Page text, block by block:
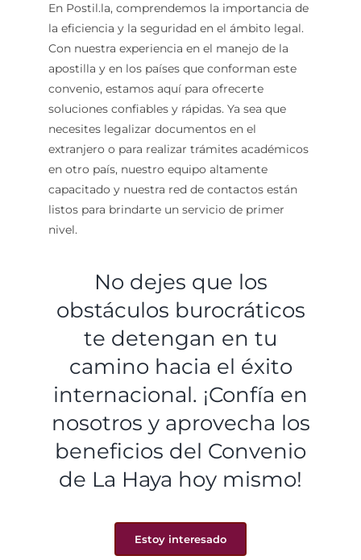
En Postil.la, comprendemos la importancia de
la eficiencia y la seguridad en el ámbito legal.
Con nuestra experiencia en el manejo de la
apostilla y en los países que conforman este
convenio, estamos aquí para ofrecerte
soluciones confiables y rápidas. Ya sea que
necesites legalizar documentos en el
extranjero o para realizar trámites académicos
en otro país, nuestro equipo altamente
capacitado y nuestra red de contactos están
listos para brindarte un servicio de primer
nivel.
No dejes que los
obstáculos burocráticos
te detengan en tu
camino hacia el éxito
internacional. ¡Confía en
nosotros y aprovecha los
beneficios del Convenio
de La Haya hoy mismo!
Estoy interesado